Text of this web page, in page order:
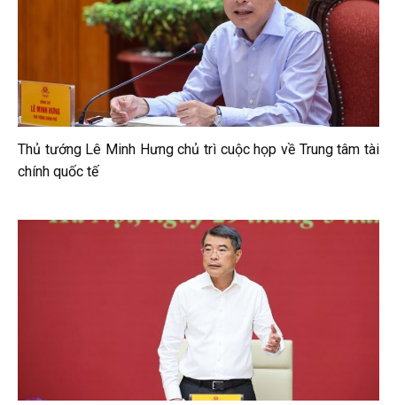
Thủ tướng Lê Minh Hưng chủ trì cuộc họp về Trung tâm tài
chính quốc tế